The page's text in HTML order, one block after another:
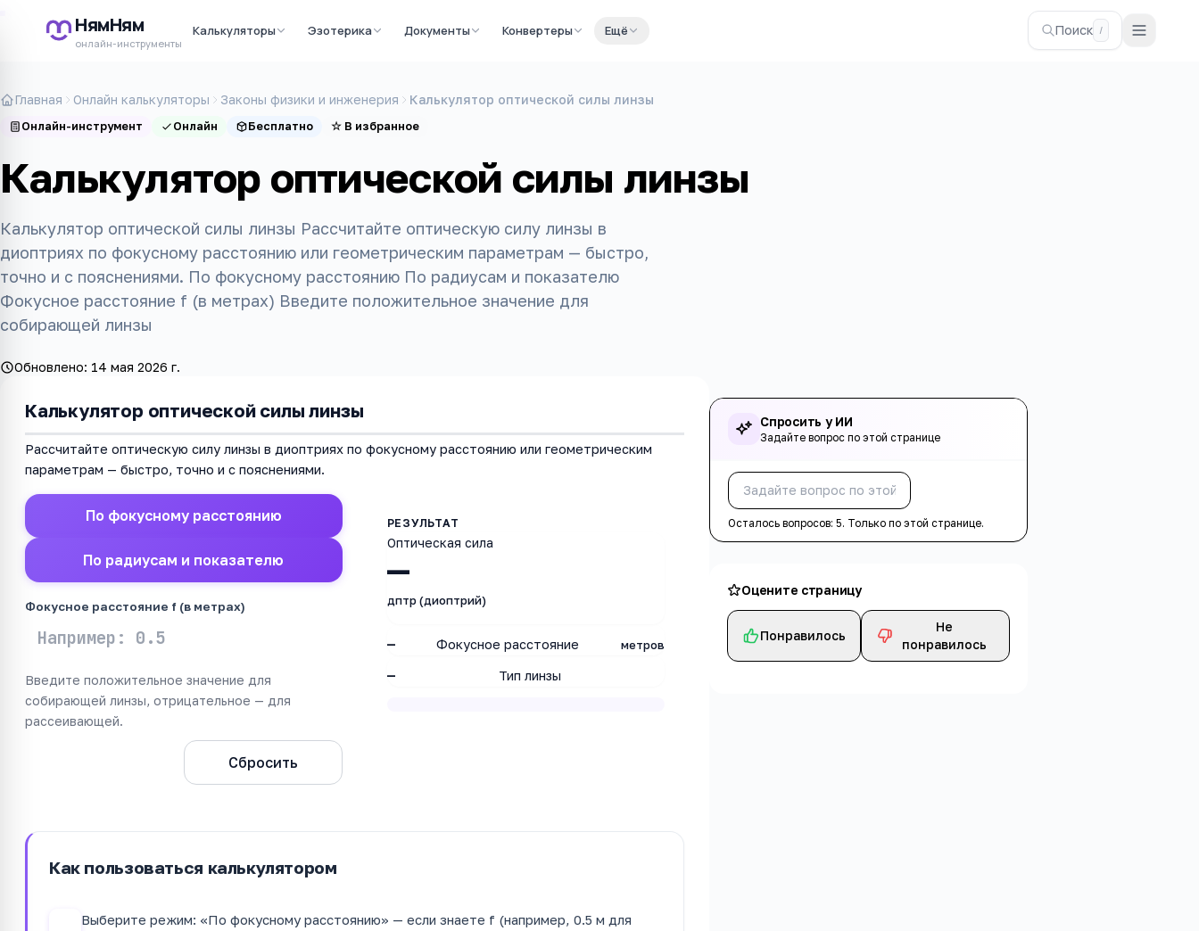
НямНям
онлайн-инструменты
Калькуляторы Эзотерика Документы Конвертеры Ещё Поиск /
Главная Онлайн калькуляторы Законы физики и инженерия Калькулятор оптической силы линзы
Онлайн-инструмент Онлайн Бесплатно ☆ В избранное
Калькулятор оптической силы линзы
Калькулятор оптической силы линзы Рассчитайте оптическую силу линзы в
диоптриях по фокусному расстоянию или геометрическим параметрам — быстро,
точно и с пояснениями. По фокусному расстоянию По радиусам и показателю
Фокусное расстояние f (в метрах) Введите положительное значение для
собирающей линзы
Обновлено: 14 мая 2026 г.
Калькулятор оптической силы линзы
Рассчитайте оптическую силу линзы в диоптриях по фокусному расстоянию или геометрическим
параметрам — быстро, точно и с пояснениями.
По фокусному расстоянию
По радиусам и показателю
Фокусное расстояние f (в метрах)
Введите положительное значение для
собирающей линзы, отрицательное — для
рассеивающей.
Сбросить
—
Оптическая сила
дптр (диоптрий)
— Фокусное расстояние метров
— Тип линзы
Как пользоваться калькулятором
Выберите режим: «По фокусному расстоянию» — если знаете f (например, 0.5 м для
Спросить у ИИ
Задайте вопрос по этой странице
Осталось вопросов:5. Только по этой странице.
Оцените страницу
Понравилось
Не
понравилось